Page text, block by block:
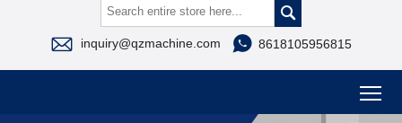

 inquiry@qzmachine.com  8618105956815